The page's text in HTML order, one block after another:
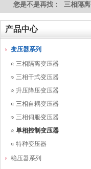
您是不是再找： 三相隔
产品中心
变压器系列
三相隔离变压器
三相干式变压器
升压降压变压器
三相自耦变压器
三相伺服变压器
单相控制变压器
特种变压器
稳压器系列